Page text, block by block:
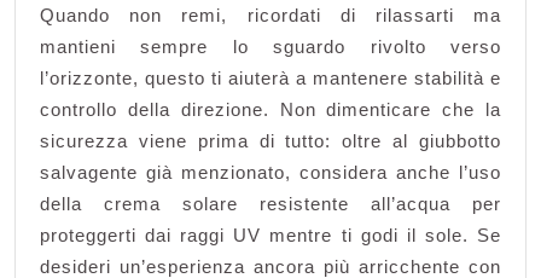
Quando non remi, ricordati di rilassarti ma
mantieni sempre lo sguardo rivolto verso
l’orizzonte, questo ti aiuterà a mantenere stabilità e
controllo della direzione. Non dimenticare che la
sicurezza viene prima di tutto: oltre al giubbotto
salvagente già menzionato, considera anche l’uso
della crema solare resistente all’acqua per
proteggerti dai raggi UV mentre ti godi il sole. Se
desideri un’esperienza ancora più arricchente con